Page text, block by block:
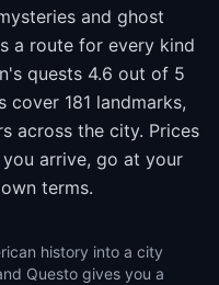
and ghost
a route for every kind
quests 4.6 out of 5
cover 181 landmarks,
across the city. Prices
arrive, go at your
terms.
history into a city
Questo gives you a